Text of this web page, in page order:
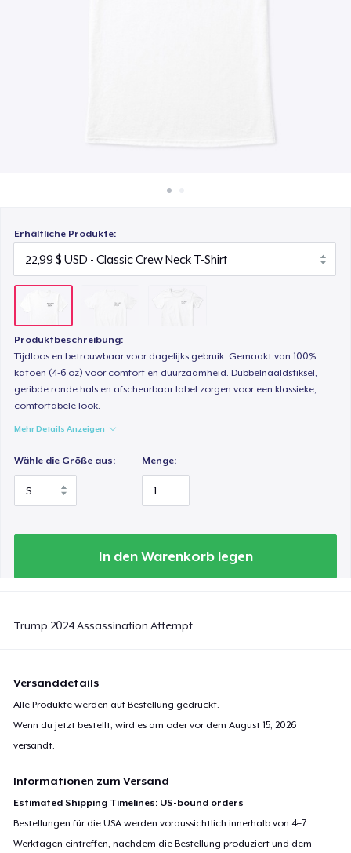
Erhältliche Produkte:
Produktbeschreibung:
Tijdloos en betrouwbaar voor dagelijks gebruik. Gemaakt van 100%
katoen (4-6 oz) voor comfort en duurzaamheid. Dubbelnaaldstiksel,
geribde ronde hals en afscheurbaar label zorgen voor een klassieke,
comfortabele look.
Mehr Details Anzeigen
Wähle die Größe aus: Menge:
In den Warenkorb legen
Trump 2024 Assassination Attempt
Versanddetails
Alle Produkte werden auf Bestellung gedruckt.
Wenn du jetzt bestellt, wird es am oder vor demAugust 15, 2026
versandt.
Informationen zum Versand
Estimated Shipping Timelines: US-bound orders
Bestellungen für die USA werden voraussichtlich innerhalb von 4–7
Werktagen eintreffen, nachdem die Bestellung produziert und dem